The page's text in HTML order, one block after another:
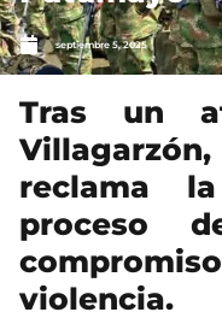
septiembre 5, 2025
Tras un
reclama
proceso
violencia.